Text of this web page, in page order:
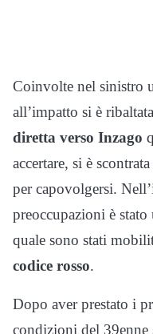
Coinvolte nel sinistro
all’impatto si è
diretta verso Inzago
accertare, si è
per capovolgersi.
preoccupazioni è
quale sono stati
codice rosso.
Dopo aver prestato i
condizioni del 39enne